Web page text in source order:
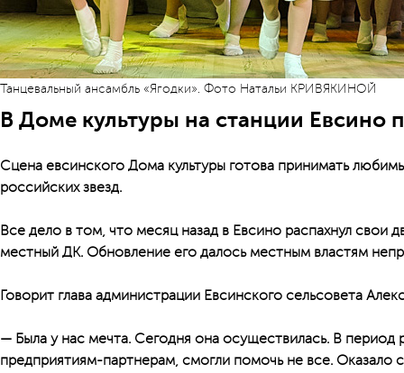
Танцевальный ансамбль «Ягодки». Фото Натальи КРИВЯКИНОЙ
В Доме культуры на станции Евсино
Сцена евсинского Дома культуры готова принимать
российских звезд.
Все дело в том, что месяц назад в Евсино распахнул свои
местный ДК. Обновление его далось местным властям
Говорит глава администрации Евсинского сельсовета
— Была у нас мечта. Сегодня она осуществилась. В период
предприятиям-партнерам, смогли помочь не все.